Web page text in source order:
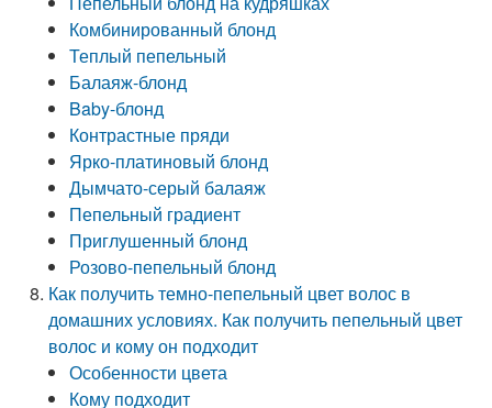
Комбинированный блонд
Теплый пепельный
Балаяж-блонд
Baby-блонд
Контрастные пряди
Ярко-платиновый блонд
Дымчато-серый балаяж
Пепельный градиент
Приглушенный блонд
Розово-пепельный блонд
Как получить темно-пепельный цвет волос в
домашних условиях. Как получить пепельный цвет
волос и кому он подходит
Особенности цвета
Кому подходит